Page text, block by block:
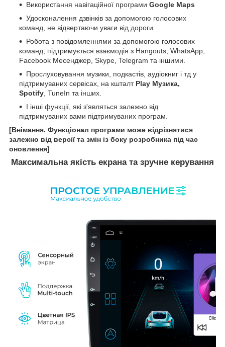
Використання навігаційної програми Google Maps
Удосконалення дзвінків за допомогою голосових
команд, не відвертаючи уваги від дороги
Робота з повідомленнями за допомогою голосових
команд, підтримується взаємодія з Hangouts, WhatsApp,
Facebook Месенджер, Skype, Telegram та іншими.
Прослуховування музики, подкастів, аудіокниг і тд у
підтримуваних сервісах, на кшталт Play Музика,
Spotify , TuneIn та інших.
І інші функції, які з'являться залежно від
підтримуваних вами підтримуваних програм.
[Внімання. Функціонал програми може відрізнятися
залежно від версії та змін із боку розробника під час
оновлення]
Максимальна якість екрана та зручне керування